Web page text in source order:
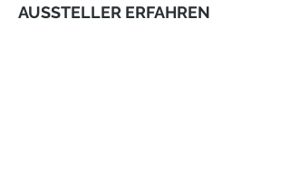
AUSSTELLER ERFAHREN